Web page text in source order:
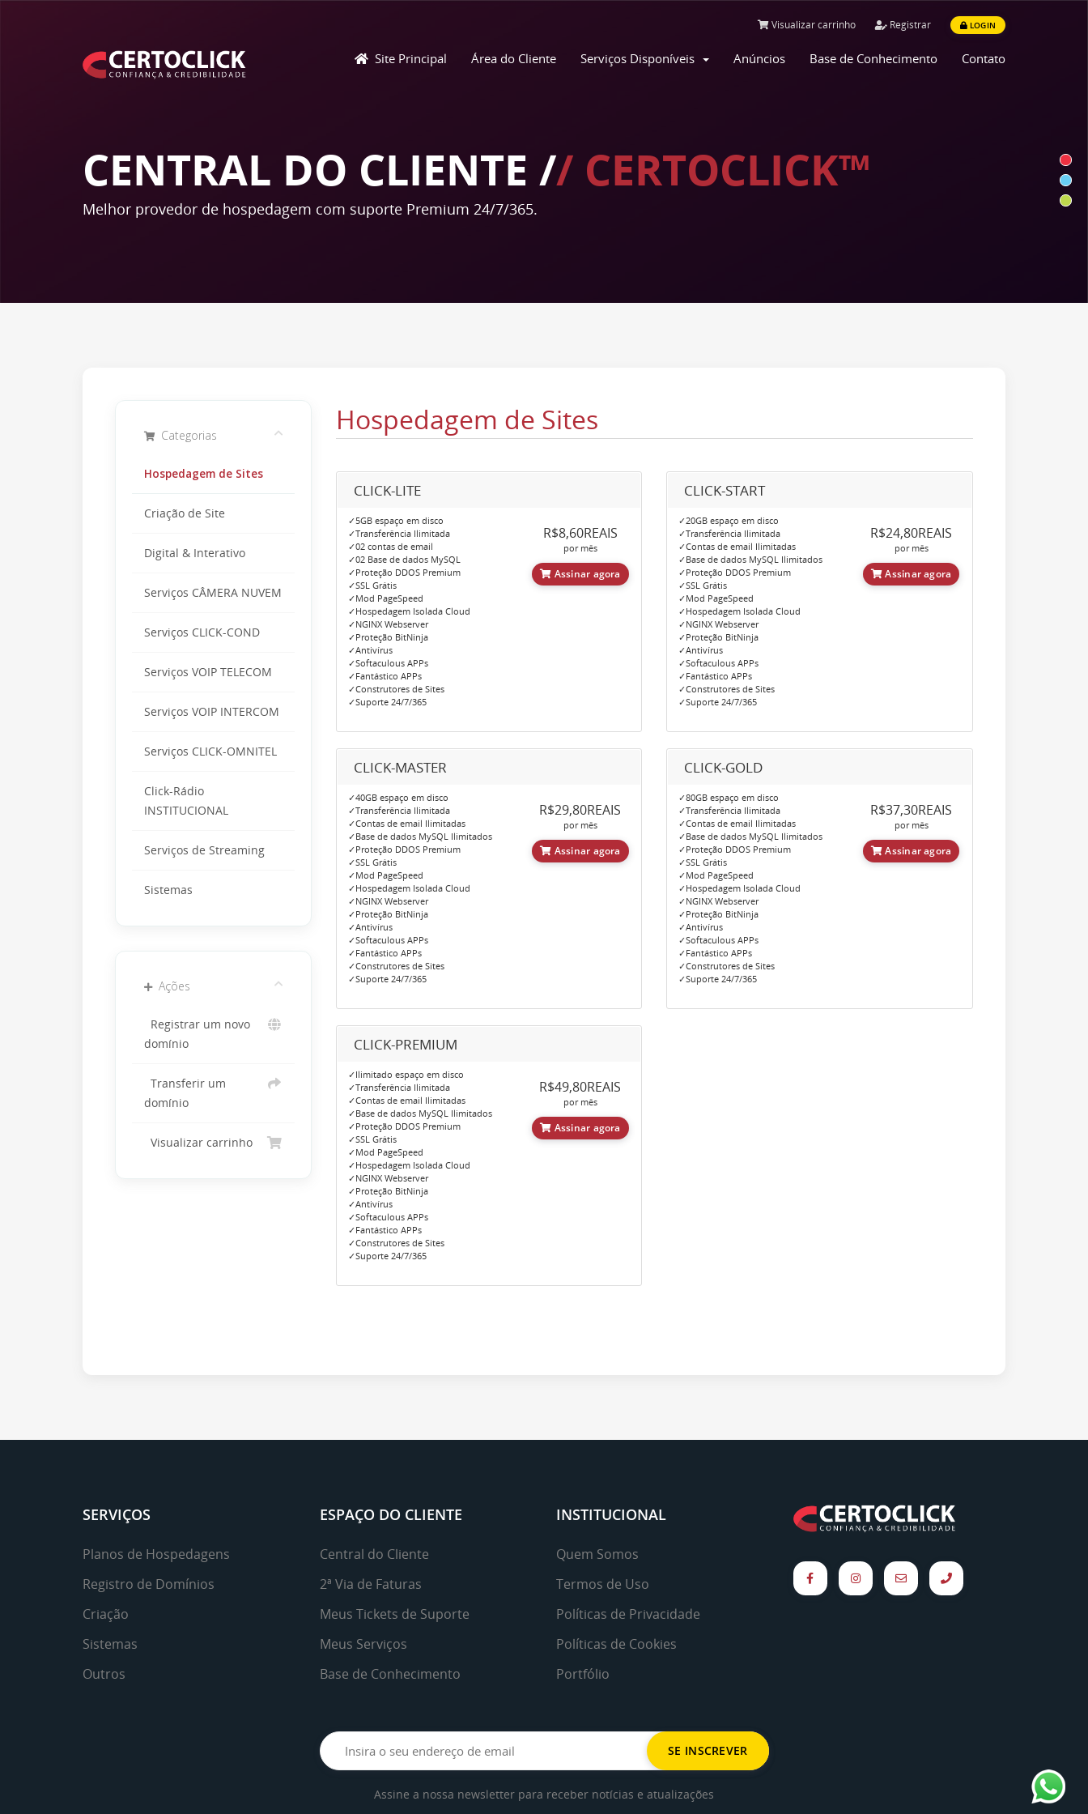
Visualizar carrinho Registrar LOGIN
Site Principal Área do Cliente Serviços Disponíveis Anúncios Base de Conhecimento Contato
CENTRAL DO CLIENTE // CERTOCLICK™
Melhor provedor de hospedagem com suporte Premium 24/7/365.
Categorias
Hospedagem de Sites
Criação de Site
Digital & Interativo
Serviços CÂMERA NUVEM
Serviços CLICK-COND
Serviços VOIP TELECOM
Serviços VOIP INTERCOM
Serviços CLICK-OMNITEL
Click-Rádio
INSTITUCIONAL
Serviços de Streaming
Sistemas
Ações
Registrar um novo
domínio
Transferir um
domínio
Visualizar carrinho
Hospedagem de Sites
CLICK-LITE
✓5GB espaço em disco
✓Transferência Ilimitada
✓02 contas de email
✓02 Base de dados MySQL
✓Proteção DDOS Premium
✓SSL Grátis
✓Mod PageSpeed
✓Hospedagem Isolada Cloud
✓NGINX Webserver
✓Proteção BitNinja
✓Antivírus
✓Softaculous APPs
✓Fantástico APPs
✓Construtores de Sites
✓Suporte 24/7/365
R$8,60REAIS
por mês
Assinar agora
CLICK-START
✓20GB espaço em disco
✓Transferência Ilimitada
✓Contas de email Ilimitadas
✓Base de dados MySQL Ilimitados
✓Proteção DDOS Premium
✓SSL Grátis
✓Mod PageSpeed
✓Hospedagem Isolada Cloud
✓NGINX Webserver
✓Proteção BitNinja
✓Antivírus
✓Softaculous APPs
✓Fantástico APPs
✓Construtores de Sites
✓Suporte 24/7/365
R$24,80REAIS
por mês
Assinar agora
CLICK-MASTER
✓40GB espaço em disco
✓Transferência Ilimitada
✓Contas de email Ilimitadas
✓Base de dados MySQL Ilimitados
✓Proteção DDOS Premium
✓SSL Grátis
✓Mod PageSpeed
✓Hospedagem Isolada Cloud
✓NGINX Webserver
✓Proteção BitNinja
✓Antivírus
✓Softaculous APPs
✓Fantástico APPs
✓Construtores de Sites
✓Suporte 24/7/365
R$29,80REAIS
por mês
Assinar agora
CLICK-GOLD
✓80GB espaço em disco
✓Transferência Ilimitada
✓Contas de email Ilimitadas
✓Base de dados MySQL Ilimitados
✓Proteção DDOS Premium
✓SSL Grátis
✓Mod PageSpeed
✓Hospedagem Isolada Cloud
✓NGINX Webserver
✓Proteção BitNinja
✓Antivírus
✓Softaculous APPs
✓Fantástico APPs
✓Construtores de Sites
✓Suporte 24/7/365
R$37,30REAIS
por mês
Assinar agora
CLICK-PREMIUM
✓Ilimitado espaço em disco
✓Transferência Ilimitada
✓Contas de email Ilimitadas
✓Base de dados MySQL Ilimitados
✓Proteção DDOS Premium
✓SSL Grátis
✓Mod PageSpeed
✓Hospedagem Isolada Cloud
✓NGINX Webserver
✓Proteção BitNinja
✓Antivírus
✓Softaculous APPs
✓Fantástico APPs
✓Construtores de Sites
✓Suporte 24/7/365
R$49,80REAIS
por mês
Assinar agora
SERVIÇOS
Planos de Hospedagens
Registro de Domínios
Criação
Sistemas
Outros
ESPAÇO DO CLIENTE
Central do Cliente
2ª Via de Faturas
Meus Tickets de Suporte
Meus Serviços
Base de Conhecimento
INSTITUCIONAL
Quem Somos
Termos de Uso
Políticas de Privacidade
Políticas de Cookies
Portfólio
Assine a nossa newsletter para receber notícias e atualizações